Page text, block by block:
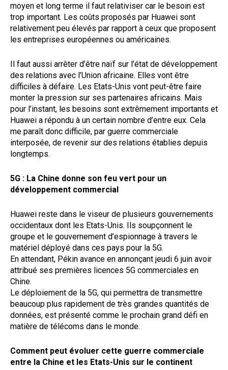
moyen et long terme il faut relativiser car le besoin est
trop important. Les coûts proposés par Huawei sont
relativement peu élevés par rapport à ceux que proposent
les entreprises européennes ou américaines.
Il faut aussi arrêter d’être naïf sur l’état de développement
des relations avec l’Union africaine. Elles vont être
difficiles à défaire. Les Etats-Unis vont peut-être faire
monter la pression sur ses partenaires africains. Mais
pour l’instant, les besoins sont extrêmement importants et
Huawei a répondu à un certain nombre d’entre eux. Cela
me paraît donc difficile, par guerre commerciale
interposée, de revenir sur des relations établies depuis
longtemps.
5G : La Chine donne son feu vert pour un
développement commercial
Huawei reste dans le viseur de plusieurs gouvernements
occidentaux dont les Etats-Unis. Ils soupçonnent le
groupe et le gouvernement d’espionnage à travers le
matériel déployé dans ces pays pour la 5G.
En attendant, Pékin avance en annonçant jeudi 6 juin avoir
attribué ses premières licences 5G commerciales en
Chine.
Le déploiement de la 5G, qui permettra de transmettre
beaucoup plus rapidement de très grandes quantités de
données, est présenté comme le prochain grand défi en
matière de télécoms dans le monde.
Comment peut évoluer cette guerre commerciale
entre la Chine et les Etats-Unis sur le continent